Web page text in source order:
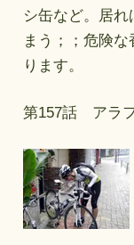
シ缶など。居
まう；；危険
ります。
第157話 アラ